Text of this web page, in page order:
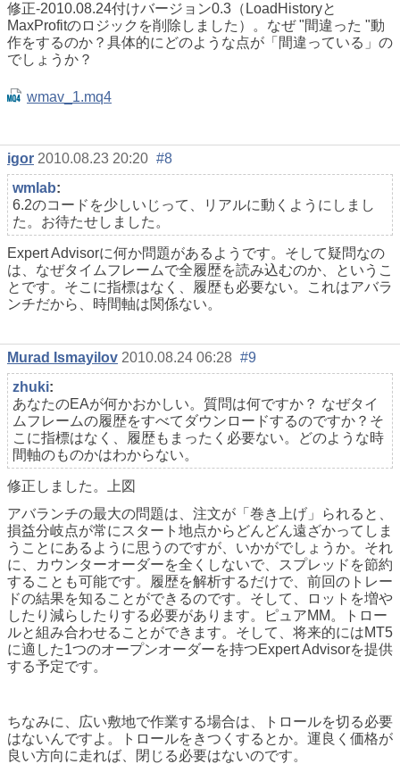
修正-2010.08.24付けバージョン0.3（LoadHistoryと
MaxProfitのロジックを削除しました）。なぜ "間違った "動
作をするのか？具体的にどのような点が「間違っている」の
でしょうか？
wmav_1.mq4
igor 2010.08.23 20:20 #8
wmlab:
6.2のコードを少しいじって、リアルに動くようにしまし
た。お待たせしました。
Expert Advisorに何か問題があるようです。そして疑問なの
は、なぜタイムフレームで全履歴を読み込むのか、というこ
とです。そこに指標はなく、履歴も必要ない。これはアバラ
ンチだから、時間軸は関係ない。
Murad Ismayilov 2010.08.24 06:28 #9
zhuki:
あなたのEAが何かおかしい。質問は何ですか？ なぜタイ
ムフレームの履歴をすべてダウンロードするのですか？そ
こに指標はなく、履歴もまったく必要ない。どのような時
間軸のものかはわからない。
修正しました。上図
アバランチの最大の問題は、注文が「巻き上げ」られると、
損益分岐点が常にスタート地点からどんどん遠ざかってしま
うことにあるように思うのですが、いかがでしょうか。それ
に、カウンターオーダーを全くしないで、スプレッドを節約
することも可能です。履歴を解析するだけで、前回のトレー
ドの結果を知ることができるのです。そして、ロットを増や
したり減らしたりする必要があります。ピュアMM。トロー
ルと組み合わせることができます。そして、将来的にはMT5
に適した1つのオープンオーダーを持つExpert Advisorを提供
する予定です。
ちなみに、広い敷地で作業する場合は、トロールを切る必要
はないんですよ。トロールをきつくするとか。運良く価格が
良い方向に走れば、閉じる必要はないのです。